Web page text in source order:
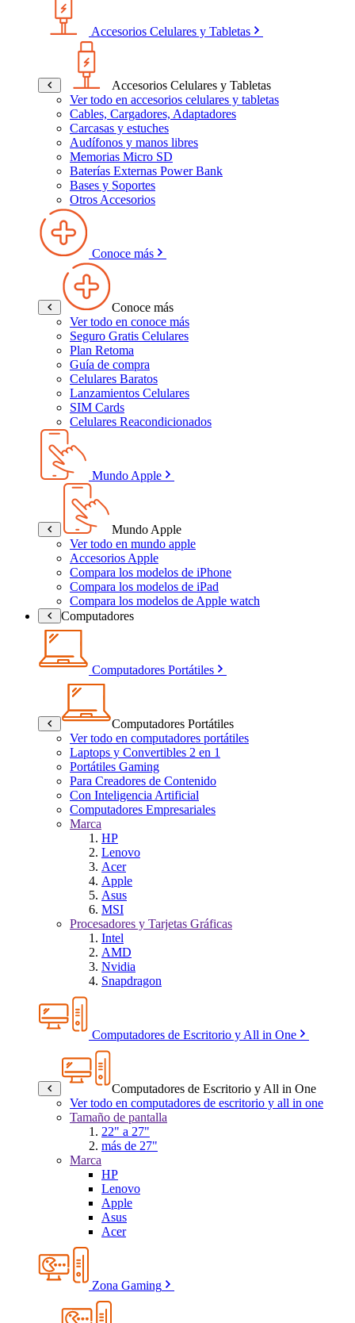
Accesorios Celulares y Tabletas
Accesorios Celulares y Tabletas
Ver todo en accesorios celulares y tabletas
Cables, Cargadores, Adaptadores
Carcasas y estuches
Audífonos y manos libres
Memorias Micro SD
Baterías Externas Power Bank
Bases y Soportes
Otros Accesorios
Conoce más
Conoce más
Ver todo en conoce más
Seguro Gratis Celulares
Plan Retoma
Guía de compra
Celulares Baratos
Lanzamientos Celulares
SIM Cards
Celulares Reacondicionados
Mundo Apple
Mundo Apple
Ver todo en mundo apple
Accesorios Apple
Compara los modelos de iPhone
Compara los modelos de iPad
Compara los modelos de Apple watch
Computadores
Computadores Portátiles
Computadores Portátiles
Ver todo en computadores portátiles
Laptops y Convertibles 2 en 1
Portátiles Gaming
Para Creadores de Contenido
Con Inteligencia Artificial
Computadores Empresariales
Marca
HP
Lenovo
Acer
Apple
Asus
MSI
Procesadores y Tarjetas Gráficas
Intel
AMD
Nvidia
Snapdragon
Computadores de Escritorio y All in One
Computadores de Escritorio y All in One
Ver todo en computadores de escritorio y all in one
Tamaño de pantalla
22" a 27"
más de 27"
Marca
HP
Lenovo
Apple
Asus
Acer
Zona Gaming